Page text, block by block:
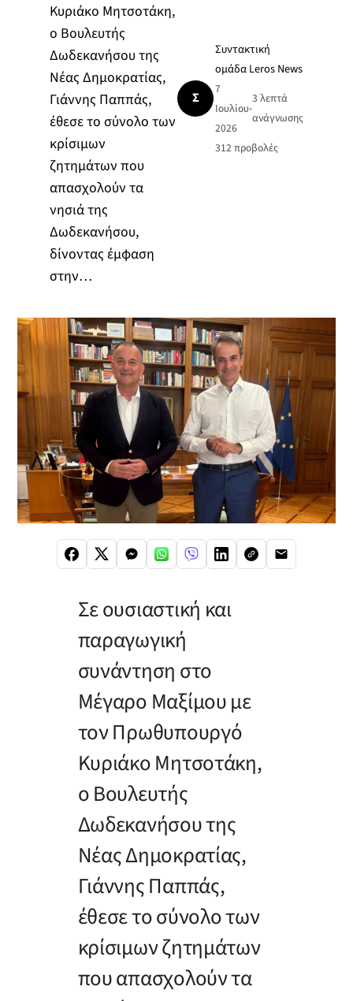
Κυριάκο Μητσοτάκη,
ο Βουλευτής
Δωδεκανήσου της
Νέας Δημοκρατίας,
Γιάννης Παππάς,
έθεσε το σύνολο των
κρίσιμων
ζητημάτων που
απασχολούν τα
νησιά της
Δωδεκανήσου,
δίνοντας έμφαση
στην…
Σ
Συντακτική
ομάδα Leros News
7
Ιουλίου
2026
•
3 λεπτά
ανάγνωσης
312 προβολές
Σε ουσιαστική και
παραγωγική
συνάντηση στο
Μέγαρο Μαξίμου με
τον Πρωθυπουργό
Κυριάκο Μητσοτάκη,
ο Βουλευτής
Δωδεκανήσου της
Νέας Δημοκρατίας,
Γιάννης Παππάς,
έθεσε το σύνολο των
κρίσιμων ζητημάτων
που απασχολούν τα